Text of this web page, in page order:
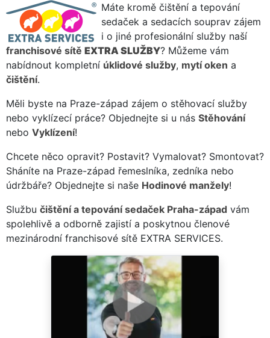
Máte kromě čištění a tepování
sedaček a sedacích souprav zájem
i o jiné profesionální služby naší
franchisové sítě EXTRA SLUŽBY? Můžeme vám
nabídnout kompletní úklidové služby, mytí oken a
čištění.
Měli byste na Praze-západ zájem o stěhovací služby
nebo vyklízecí práce? Objednejte si u nás Stěhování
nebo Vyklízení!
Chcete něco opravit? Postavit? Vymalovat? Smontovat?
Sháníte na Praze-západ řemeslníka, zedníka nebo
údržbáře? Objednejte si naše Hodinové manžely!
Službu čištění a tepování sedaček Praha-západ vám
spolehlivě a odborně zajistí a poskytnou členové
mezinárodní franchisové sítě EXTRA SERVICES.